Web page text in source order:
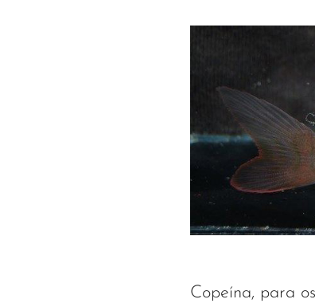
Copeína, para